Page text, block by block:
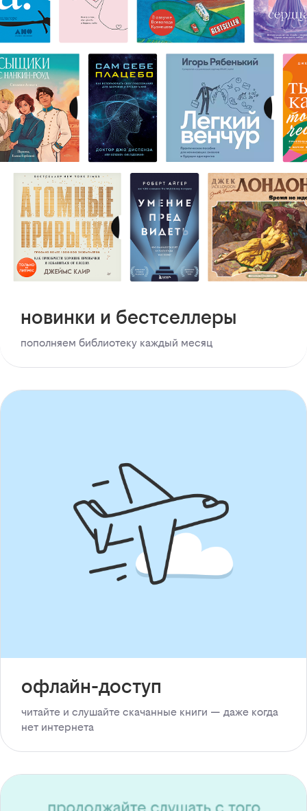
новинки и бестселлеры
пополняем библиотеку каждый месяц
офлайн-доступ
читайте и слушайте скачанные книги — даже когда
нет интернета